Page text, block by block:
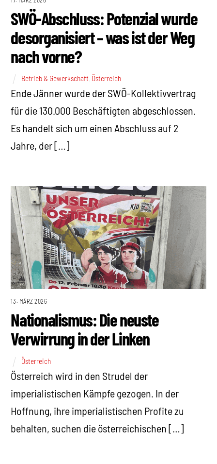
SWÖ-Abschluss: Potenzial wurde
desorganisiert – was ist der Weg
nach vorne?
Betrieb & Gewerkschaft Österreich
Ende Jänner wurde der SWÖ-Kollektivvertrag
für die 130.000 Beschäftigten abgeschlossen.
Es handelt sich um einen Abschluss auf 2
Jahre, der […]
13. MÄRZ 2026
Nationalismus: Die neuste
Verwirrung in der Linken
Österreich
Österreich wird in den Strudel der
imperialistischen Kämpfe gezogen. In der
Hoffnung, ihre imperialistischen Profite zu
behalten, suchen die österreichischen […]